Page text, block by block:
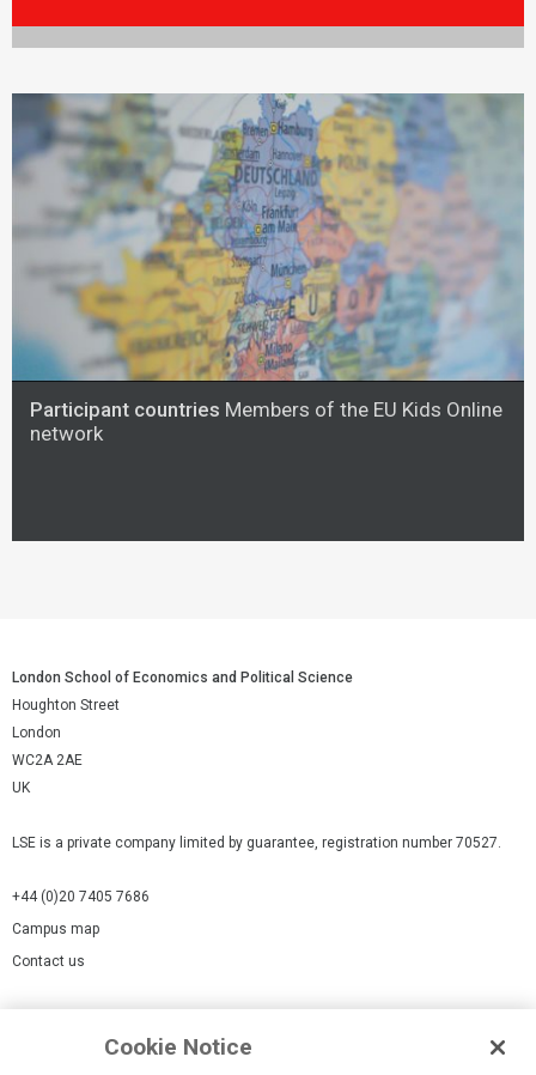
Participant countries Members of the EU Kids Online
network
London School of Economics and Political Science
Houghton Street
London
WC2A 2AE
UK
LSE is a private company limited by guarantee, registration number 70527.
+44 (0)20 7405 7686
Campus map
Contact us
Cookie Notice